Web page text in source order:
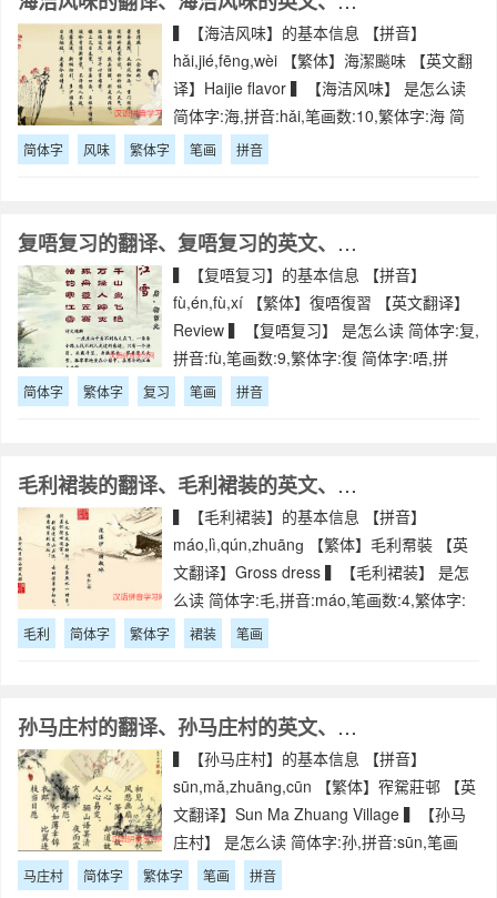
▍【海洁风味】的基本信息 【拼音】
hǎi,jié,fēnɡ,wèi 【繁体】海潔飈味 【英文翻
译】Haijie flavor ▍【海洁风味】 是怎么读
简体字:海,拼音:hǎi,笔画数:10,繁体字:海 简
体字:洁,拼音:jié,笔画数:9,繁体字:潔
简体字 风味 繁体字 笔画 拼音
复唔复习的翻译、复唔复习的英文、复唔复习的拼音
▍【复唔复习】的基本信息 【拼音】
fù,én,fù,xí 【繁体】復唔復習 【英文翻译】
Review ▍【复唔复习】 是怎么读 简体字:复,
拼音:fù,笔画数:9,繁体字:復 简体字:唔,拼
音:én,笔画数:10,繁体字:唔 简体字:复,拼音:fù
简体字 繁体字 复习 笔画 拼音
毛利裙装的翻译、毛利裙装的英文、毛利裙装的拼音
▍【毛利裙装】的基本信息 【拼音】
máo,lì,qún,zhuānɡ 【繁体】毛利帬裝 【英
文翻译】Gross dress ▍【毛利裙装】 是怎
么读 简体字:毛,拼音:máo,笔画数:4,繁体字:
毛 简体字:利,拼音:lì,笔画数:7,繁体字:利
毛利 简体字 繁体字 裙装 笔画
孙马庄村的翻译、孙马庄村的英文、孙马庄村的拼音
▍【孙马庄村】的基本信息 【拼音】
sūn,mǎ,zhuānɡ,cūn 【繁体】宱駌莊邨 【英
文翻译】Sun Ma Zhuang Village ▍【孙马
庄村】 是怎么读 简体字:孙,拼音:sūn,笔画
数:6,繁体字:宱 简体字:马,拼音:mǎ,笔画数:
马庄村 简体字 繁体字 笔画 拼音